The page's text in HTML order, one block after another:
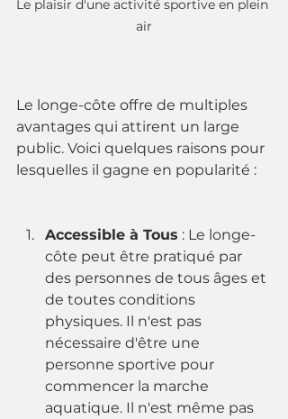
Le plaisir d'une activité sportive en plein
air
Le longe-côte offre de multiples
avantages qui attirent un large
public. Voici quelques raisons pour
lesquelles il gagne en popularité :
Accessible à Tous : Le longe-
côte peut être pratiqué par
des personnes de tous âges et
de toutes conditions
physiques. Il n'est pas
nécessaire d'être une
personne sportive pour
commencer la marche
aquatique. Il n'est même pas